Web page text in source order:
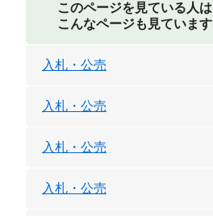
このページを見ている人は
こんなページも見ています
入札・公売
入札・公売
入札・公売
入札・公売